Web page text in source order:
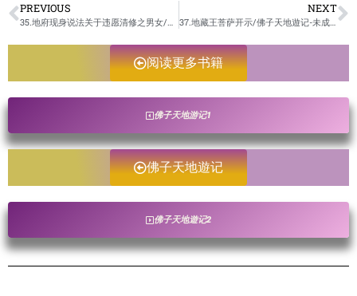
PREVIOUS NEXT
37.地藏王菩萨开示/佛子天地遊记-未成册
阅读更多书籍
佛子天地游记1
佛子天地遊记
佛子天地遊记2